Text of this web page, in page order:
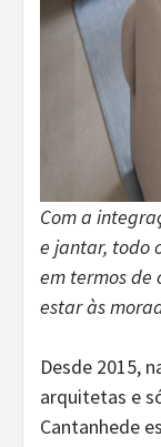
Com a
e jantar, todo
em termos de
estar às
Desde 2015,
arquitetas e
Cantanhede